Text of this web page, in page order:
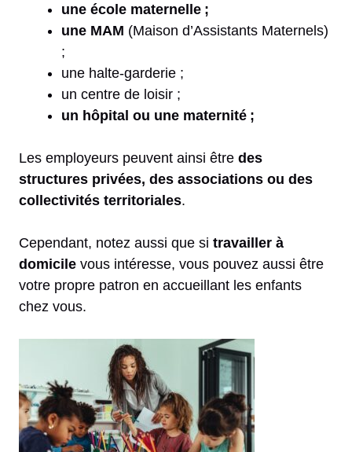
une école maternelle ;
une MAM (Maison d’Assistants Maternels)
;
une halte-garderie ;
un centre de loisir ;
un hôpital ou une maternité ;
Les employeurs peuvent ainsi être des
structures privées, des associations ou des
collectivités territoriales.
Cependant, notez aussi que si travailler à
domicile vous intéresse, vous pouvez aussi être
votre propre patron en accueillant les enfants
chez vous.